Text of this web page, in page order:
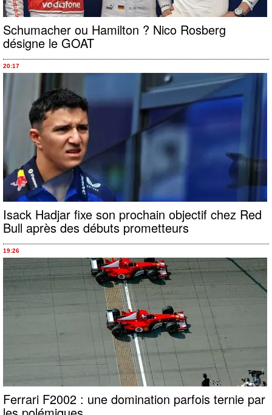
Schumacher ou Hamilton ? Nico Rosberg
désigne le GOAT
20:17
Isack Hadjar fixe son prochain objectif chez Red
Bull après des débuts prometteurs
19:26
Ferrari F2002 : une domination parfois ternie par